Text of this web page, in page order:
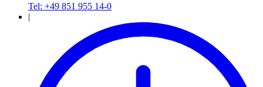
Tel: +49 851 955 14-0
|